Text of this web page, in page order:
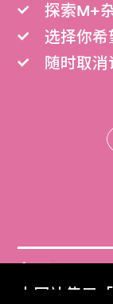
本网站使用
探索M+
选择你希
随时取消
门票